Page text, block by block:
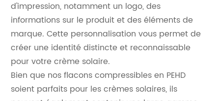
d'impression, notamment un logo, des
informations sur le produit et des éléments de
marque. Cette personnalisation vous permet de
créer une identité distincte et reconnaissable
pour votre crème solaire.
Bien que nos flacons compressibles en PEHD
soient parfaits pour les crèmes solaires, ils